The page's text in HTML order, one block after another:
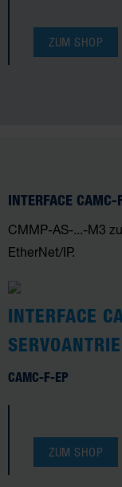
ZUM SHOP
INTERFACE CAMC-
CMMP-AS-...-M3
EtherNet/IP.
INTERFACE
CAMC-F-EP
ZUM SHOP